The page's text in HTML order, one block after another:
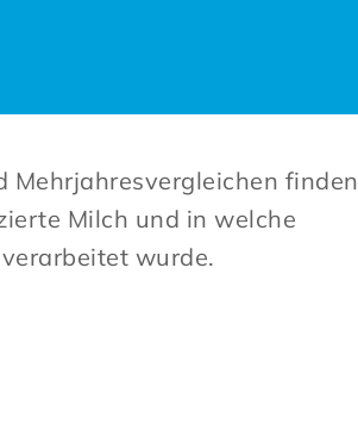
Mehrjahresvergleichen finden
Milch und in welche
wurde.